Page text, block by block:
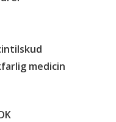
medicin